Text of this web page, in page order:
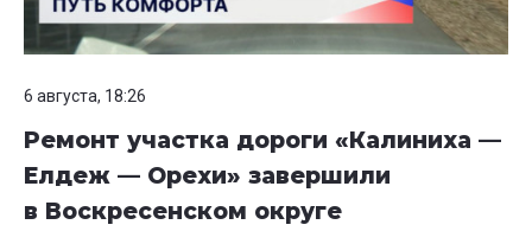
6 августа, 18:26
Ремонт участка дороги «Калиниха —
Елдеж — Орехи» завершили
в Воскресенском округе